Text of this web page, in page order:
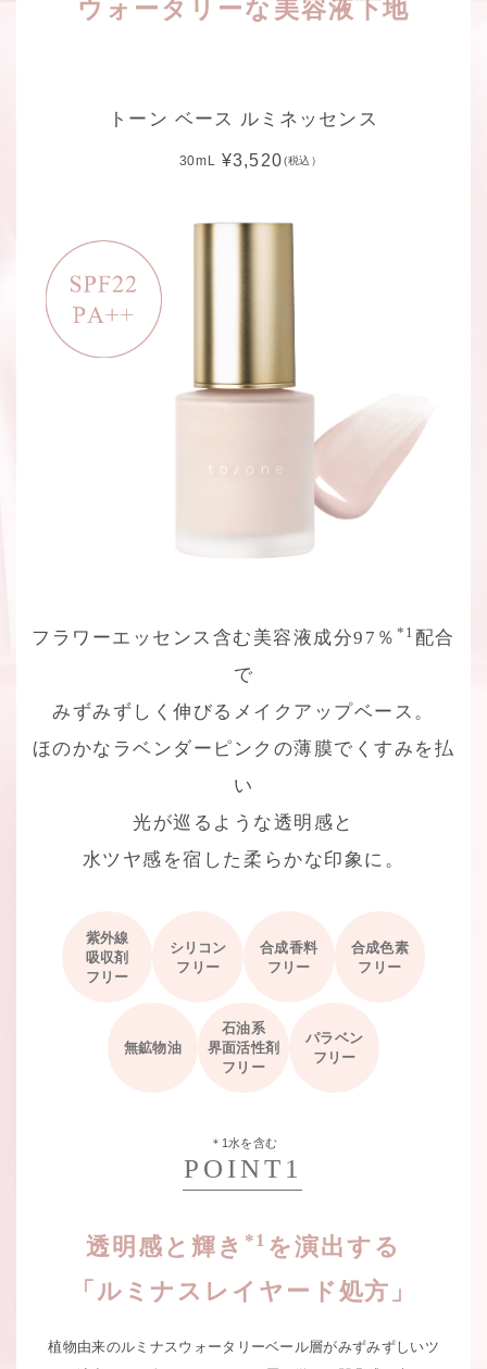
ウォータリーな美容液下地
トーン ベース ルミネッセンス
30mL ¥3,520(税込）
フラワーエッセンス含む美容液成分97％ *1 配合
で
みずみずしく伸びるメイクアップベース。
ほのかなラベンダーピンクの薄膜でくすみを払
い
光が巡るような透明感と
水ツヤ感を宿した柔らかな印象に。
紫外線
吸収剤
フリー
シリコン
フリー
合成香料
フリー
合成色素
フリー
無鉱物油
石油系
界面活性剤
フリー
パラベン
フリー
＊1水を含む
POINT1
透明感と輝き *1 を演出する
「ルミナスレイヤード処方」
植物由来のルミナスウォータリーベール層がみずみずしいツ